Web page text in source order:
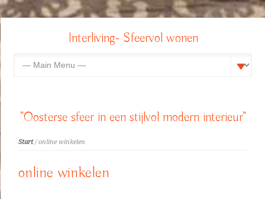
Interliving- Sfeervol wonen
"Oosterse sfeer in een stijlvol modern interieur"
Start/ online winkelen
online winkelen